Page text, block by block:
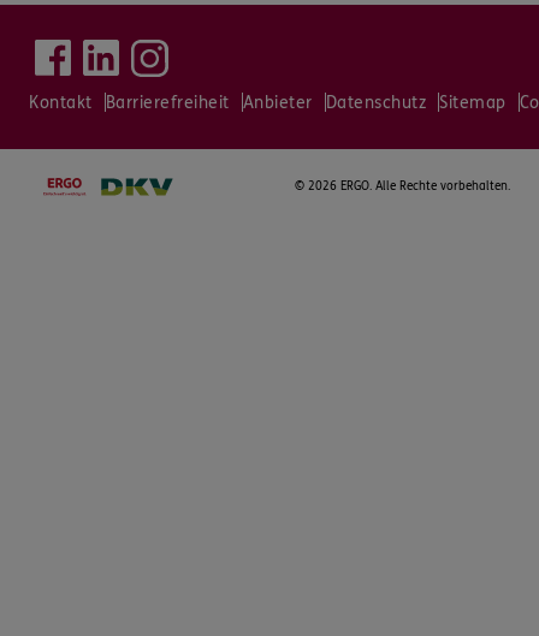
Kontakt Barrierefreiheit Anbieter Datenschutz Sitemap
© 2026 ERGO. Alle Rechte vorbehalten.